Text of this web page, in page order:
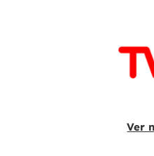
Ver